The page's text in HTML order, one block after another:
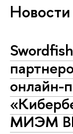
Новости
онлайн-
МИЭМ